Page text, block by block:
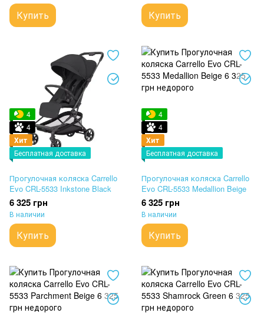
Купить Купить
4
4
Хит
Бесплатная доставка
Прогулочная коляска Carrello
Evo CRL-5533 Inkstone Black
6 325 грн
В наличии
Купить
4
4
Хит
Бесплатная доставка
Прогулочная коляска Carrello
Evo CRL-5533 Medallion Beige
6 325 грн
В наличии
Купить